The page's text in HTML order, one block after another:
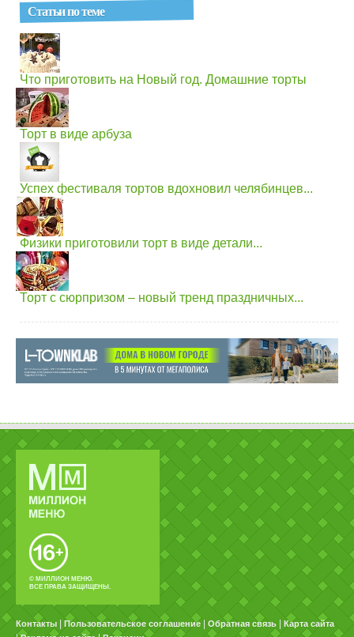
Статьи по теме
Что приготовить на Новый год. Домашние торты
Торт в виде арбуза
Успех фестиваля тортов вдохновил челябинцев...
Физики приготовили торт в виде детали...
Торт с сюрпризом – новый тренд праздничных...
© МИЛЛИОН МЕНЮ.
ВСЕ ПРАВА ЗАЩИЩЕНЫ.
Контакты Пользовательское соглашение Обратная связь Карта сайта